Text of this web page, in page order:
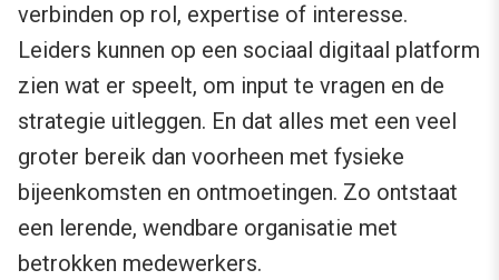
verbinden op rol, expertise of interesse.
Leiders kunnen op een sociaal digitaal platform
zien wat er speelt, om input te vragen en de
strategie uitleggen. En dat alles met een veel
groter bereik dan voorheen met fysieke
bijeenkomsten en ontmoetingen. Zo ontstaat
een lerende, wendbare organisatie met
betrokken medewerkers.